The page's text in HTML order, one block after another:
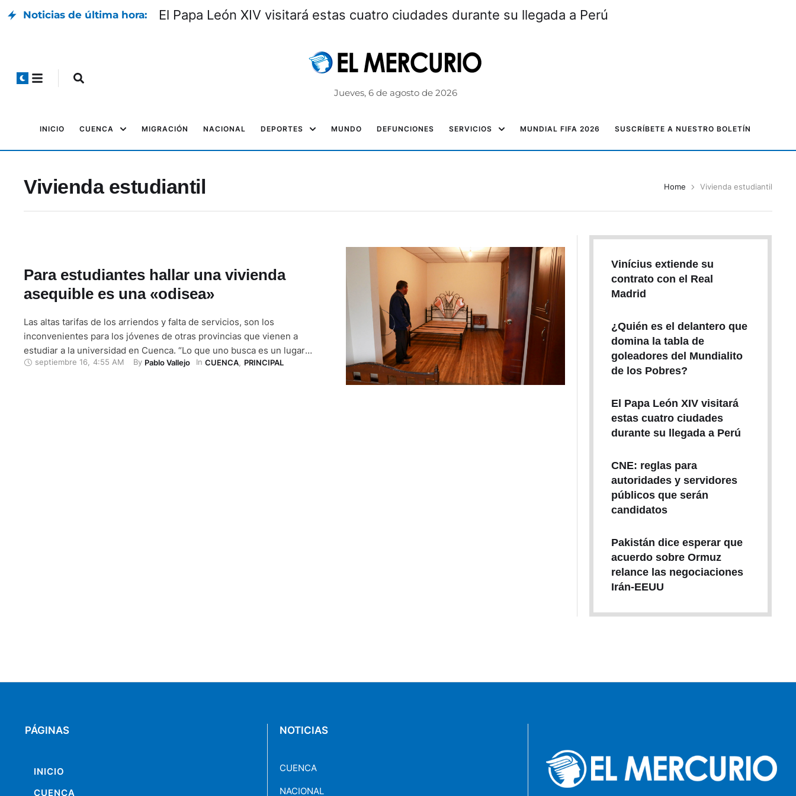
Noticias de última hora: El Papa León XIV visitará estas cuatro ciudades durante su llegada a Perú
Jueves, 6 de agosto de 2026
INICIO CUENCA MIGRACIÓN NACIONAL DEPORTES MUNDO DEFUNCIONES SERVICIOS MUNDIAL FIFA 2026 SUSCRÍBETE A NUESTRO BOLETÍN
Vivienda estudiantil Home Vivienda estudiantil
Para estudiantes hallar una vivienda
asequible es una «odisea»
Las altas tarifas de los arriendos y falta de servicios, son los
inconvenientes para los jóvenes de otras provincias que vienen a
estudiar a la universidad en Cuenca. “Lo que uno busca es un lugar
cómodo… a veces piden 150 dólares de arriendo por un cuarto que ni
septiembre 16 4:55 AM By Pablo Vallejo In CUENCA, PRINCIPAL
Vinícius extiende su
contrato con el Real
Madrid
¿Quién es el delantero que
domina la tabla de
goleadores del Mundialito
de los Pobres?
El Papa León XIV visitará
estas cuatro ciudades
durante su llegada a Perú
CNE: reglas para
autoridades y servidores
públicos que serán
candidatos
Pakistán dice esperar que
acuerdo sobre Ormuz
relance las negociaciones
Irán-EEUU
PÁGINAS
INICIO
CUENCA
NOTICIAS
CUENCA
NACIONAL